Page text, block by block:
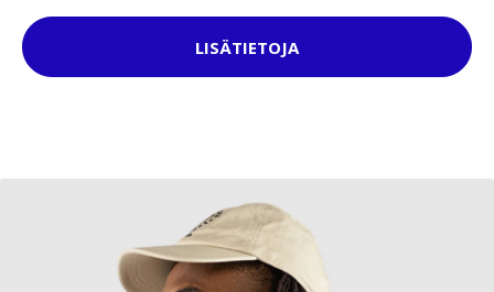
LISÄTIETOJA